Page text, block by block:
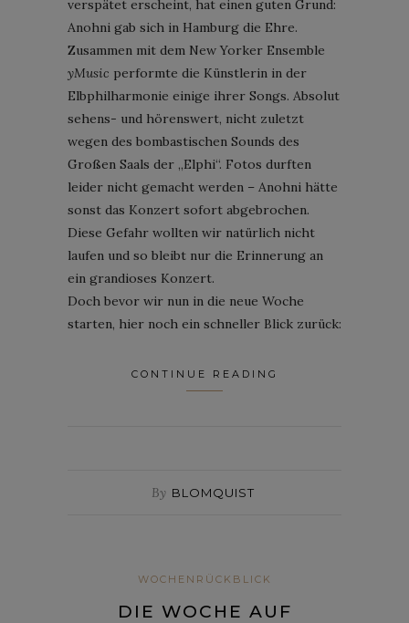
verspätet erscheint, hat einen guten Grund:
Anohni gab sich in Hamburg die Ehre.
Zusammen mit dem New Yorker Ensemble
yMusic performte die Künstlerin in der
Elbphilharmonie einige ihrer Songs. Absolut
sehens- und hörenswert, nicht zuletzt
wegen des bombastischen Sounds des
Großen Saals der „Elphi“. Fotos durften
leider nicht gemacht werden – Anohni hätte
sonst das Konzert sofort abgebrochen.
Diese Gefahr wollten wir natürlich nicht
laufen und so bleibt nur die Erinnerung an
ein grandioses Konzert.
Doch bevor wir nun in die neue Woche
starten, hier noch ein schneller Blick zurück:
CONTINUE READING
By BLOMQUIST
WOCHENRÜCKBLICK
DIE WOCHE AUF